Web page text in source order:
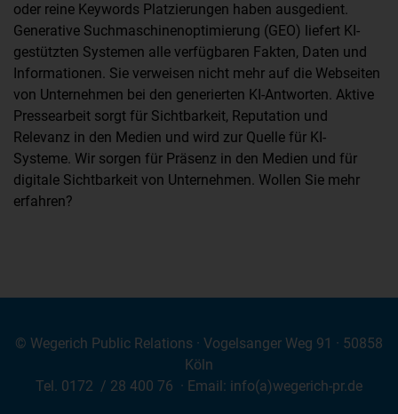
oder reine Keywords Platzierungen haben ausgedient.
Generative Suchmaschinenoptimierung (GEO) liefert KI-
gestützten Systemen alle verfügbaren Fakten, Daten und
Informationen. Sie verweisen nicht mehr auf die Webseiten
von Unternehmen bei den generierten KI-Antworten. Aktive
Pressearbeit sorgt für Sichtbarkeit, Reputation und
Relevanz in den Medien und wird zur Quelle für KI-
Systeme. Wir sorgen für Präsenz in den Medien und für
digitale Sichtbarkeit von Unternehmen. Wollen Sie mehr
erfahren?
© Wegerich Public Relations · Vogelsanger Weg 91 · 50858
Köln
Tel. 0172 / 28 400 76 · Email: info(a)wegerich-pr.de